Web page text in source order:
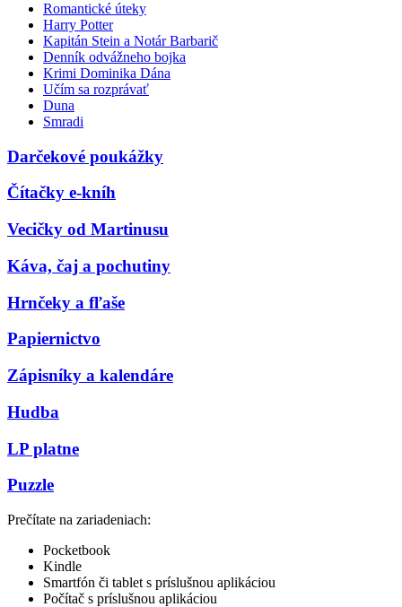
Romantické úteky
Harry Potter
Kapitán Stein a Notár Barbarič
Denník odvážneho bojka
Krimi Dominika Dána
Učím sa rozprávať
Duna
Smradi
Darčekové poukážky
Čítačky e-kníh
Vecičky od Martinusu
Káva, čaj a pochutiny
Hrnčeky a fľaše
Papiernictvo
Zápisníky a kalendáre
Hudba
LP platne
Puzzle
Prečítate na zariadeniach:
Pocketbook
Kindle
Smartfón či tablet s príslušnou aplikáciou
Počítač s príslušnou aplikáciou